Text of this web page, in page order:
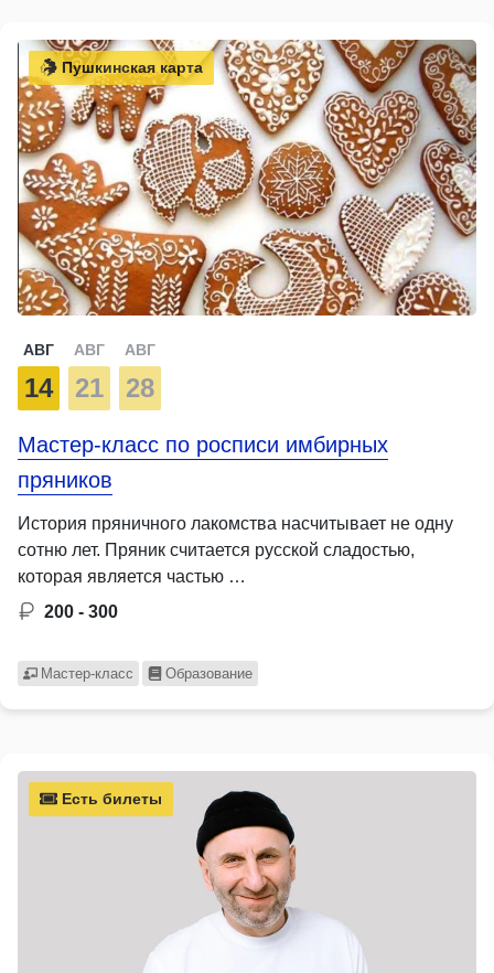
Пушкинская карта
АВГ
14
АВГ
21
АВГ
28
Мастер-класс по росписи имбирных
пряников
История пряничного лакомства насчитывает не одну
сотню лет. Пряник считается русской сладостью,
которая является частью …
200 - 300
Мастер-класс Образование
Есть билеты